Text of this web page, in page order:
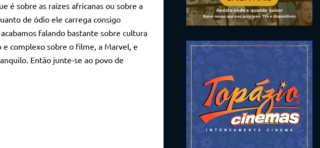
é sobre as raízes africanas ou sobre a
de ódio ele carrega consigo
falando bastante sobre cultura
complexo sobre o filme, a Marvel, e
Então junte-se ao povo de